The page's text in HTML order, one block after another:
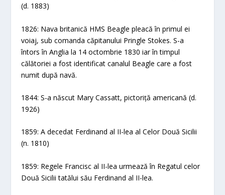
(d. 1883)
1826: Nava britanică HMS Beagle pleacă în primul ei
voiaj, sub comanda căpitanului Pringle Stokes. S-a
întors în Anglia la 14 octombrie 1830 iar în timpul
călătoriei a fost identificat canalul Beagle care a fost
numit după navă.
1844: S-a născut Mary Cassatt, pictoriță americană (d.
1926)
1859: A decedat Ferdinand al II-lea al Celor Două Sicilii
(n. 1810)
1859: Regele Francisc al II-lea urmează în Regatul celor
Două Sicilii tatălui său Ferdinand al II-lea.